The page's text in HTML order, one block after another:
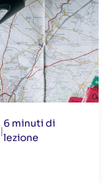
|
6 minuti di
lezione